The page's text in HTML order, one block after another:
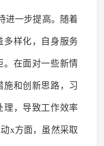
进一步提高。随着
多样化，自身服务
。在面对一些新情
施和创新思路，习
理，导致工作效率
x方面，虽然采取